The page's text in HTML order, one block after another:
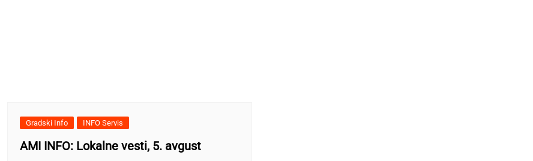
Gradski Info INFO Servis
AMI INFO: Lokalne vesti, 5. avgust